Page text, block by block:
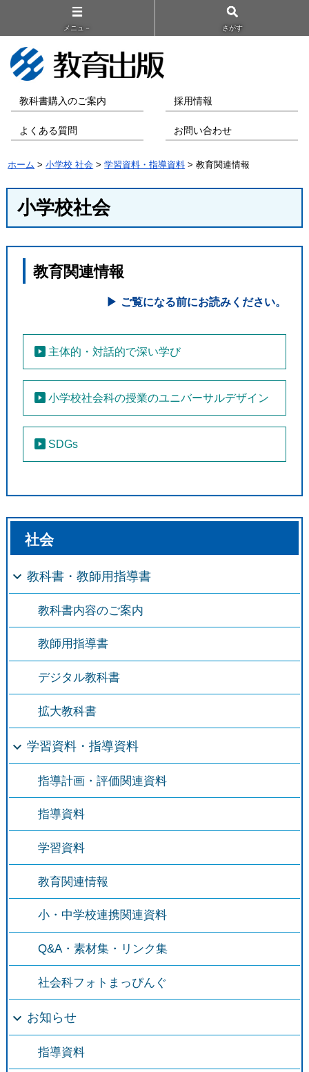
メニュ－ さがす
教科書購入のご案内 採用情報
よくある質問 お問い合わせ
ホーム >小学校 社会 >学習資料・指導資料 > 教育関連情報
小学校社会
教育関連情報
ご覧になる前にお読みください。
主体的・対話的で深い学び
小学校社会科の授業のユニバーサルデザイン
SDGs
社会
教科書・教師用指導書
教科書内容のご案内
教師用指導書
デジタル教科書
拡大教科書
学習資料・指導資料
指導計画・評価関連資料
指導資料
学習資料
教育関連情報
小・中学校連携関連資料
Q&A・素材集・リンク集
社会科フォトまっぴんぐ
お知らせ
指導資料